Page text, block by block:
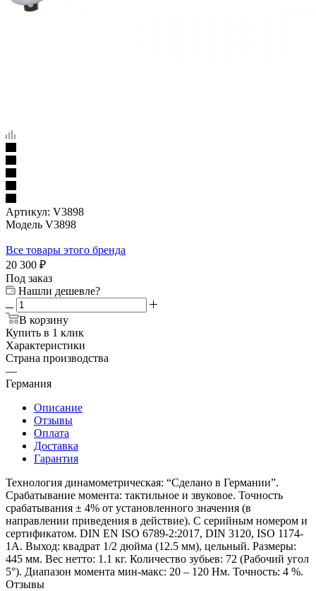
Артикул: V3898
Модель V3898
Все товары этого бренда
20 300 ₽
Под заказ
Нашли дешевле?
В корзину
Купить в 1 клик
Характеристики
Страна производства
—
Германия
Описание
Отзывы
Оплата
Доставка
Гарантия
Технология динамометрическая: “Сделано в Германии”.
Срабатывание момента: тактильное и звуковое. Точность
срабатывания ± 4% от установленного значения (в
направлении приведения в действие). С серийным номером и
сертификатом. DIN EN ISO 6789-2:2017, DIN 3120, ISO 1174-
1A. Выход: квадрат 1/2 дюйма (12.5 мм), цельный. Размеры:
445 мм. Вес нетто: 1.1 кг. Количество зубьев: 72 (Рабочий угол
5°). Диапазон момента мин-макс: 20 – 120 Нм. Точность: 4 %.
Отзывы